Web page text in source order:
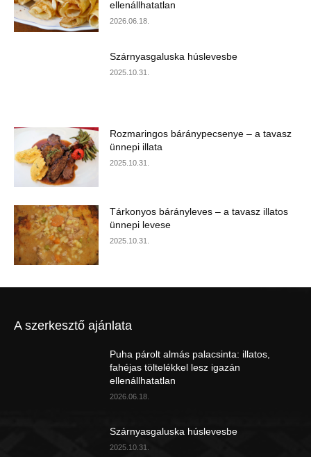
ellenállhatatlan
2026.06.18.
Szárnyasgaluska húslevesbe
2025.10.31.
Rozmaringos báránypecsenye – a tavasz
ünnepi illata
2025.10.31.
Tárkonyos bárányleves – a tavasz illatos
ünnepi levese
2025.10.31.
A szerkesztő ajánlata
Puha párolt almás palacsinta: illatos,
fahéjas töltelékkel lesz igazán
ellenállhatatlan
2026.06.18.
Szárnyasgaluska húslevesbe
2025.10.31.